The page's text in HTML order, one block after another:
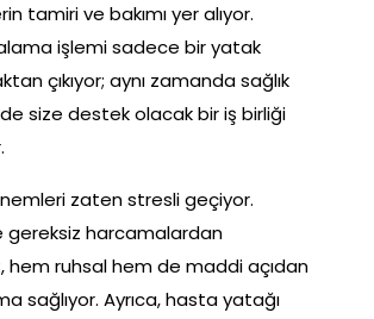
tamiri ve bakımı yer alıyor.
işlemi sadece bir yatak
çıkıyor; aynı zamanda sağlık
size destek olacak bir iş birliği
zaten stresli geçiyor.
gereksiz harcamalardan
hem ruhsal hem de maddi açıdan
sağlıyor. Ayrıca, hasta yatağı